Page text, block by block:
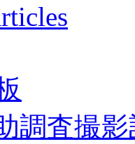
調査撮